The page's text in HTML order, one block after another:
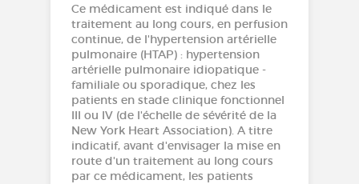
Ce médicament est indiqué dans le
traitement au long cours, en perfusion
continue, de l'hypertension artérielle
pulmonaire (HTAP) : hypertension
artérielle pulmonaire idiopatique -
familiale ou sporadique, chez les
patients en stade clinique fonctionnel
III ou IV (de l'échelle de sévérité de la
New York Heart Association). A titre
indicatif, avant d'envisager la mise en
route d'un traitement au long cours
par ce médicament, les patients